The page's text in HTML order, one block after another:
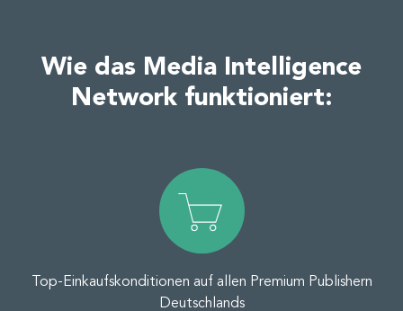
Wie das Media Intelligence
Network funktioniert:
Top-Einkaufskonditionen auf allen Premium Publishern
Deutschlands